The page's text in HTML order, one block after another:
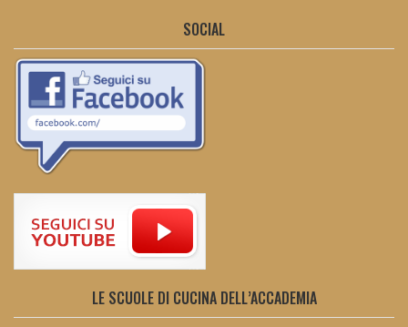
SOCIAL
LE SCUOLE DI CUCINA DELL’ACCADEMIA